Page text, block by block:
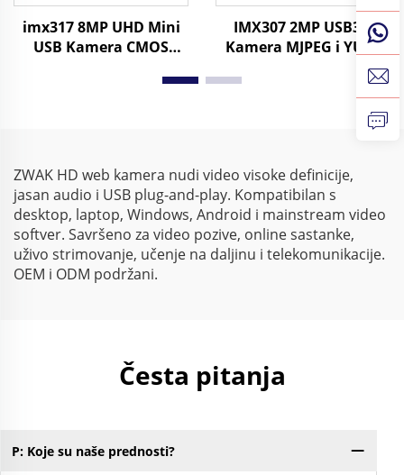
imx317 8MP UHD Mini
USB Kamera CMOS
Play Sigurnosna web
IMX307 2MP USB3.0
Kamera MJPEG i YUY2
Visoka brzina 60FPS
1080P UVC Web kamera
ZWAK HD web kamera nudi video visoke definicije,
jasan audio i USB plug-and-play. Kompatibilan s
desktop, laptop, Windows, Android i mainstream video
softver. Savršeno za video pozive, online sastanke,
uživo strimovanje, učenje na daljinu i telekomunikacije.
OEM i ODM podržani.
Česta pitanja
P: Koje su naše prednosti?